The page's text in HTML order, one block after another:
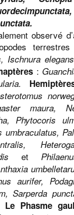
observé
Ischnura elegans
:
maura,
Phytocoris
umbraculatus,
et
aurifer,
Sarperda
Le Phasme